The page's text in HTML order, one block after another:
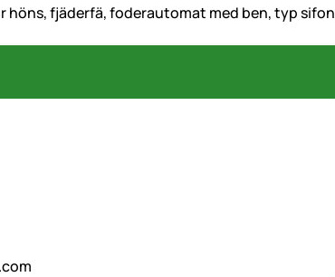
höns, fjäderfä, foderautomat med ben, typ sifon